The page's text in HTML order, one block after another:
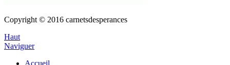
Copyright © 2016 carnetsdesperances
Haut
Naviguer
Accueil